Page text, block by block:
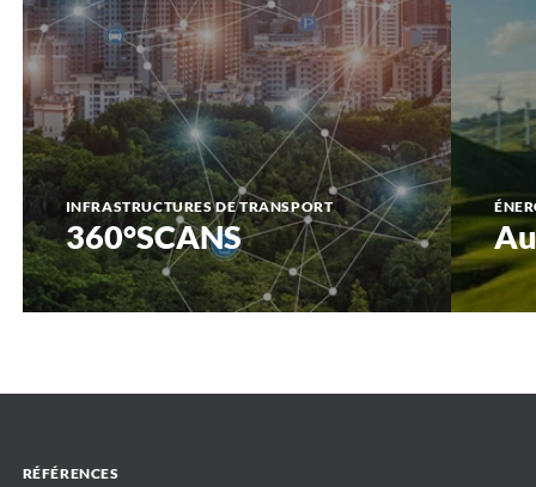
INFRASTRUCTURES DE TRANSPORT
360°SCANS
RÉFÉRENCES